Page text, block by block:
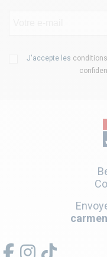
J'accepte les